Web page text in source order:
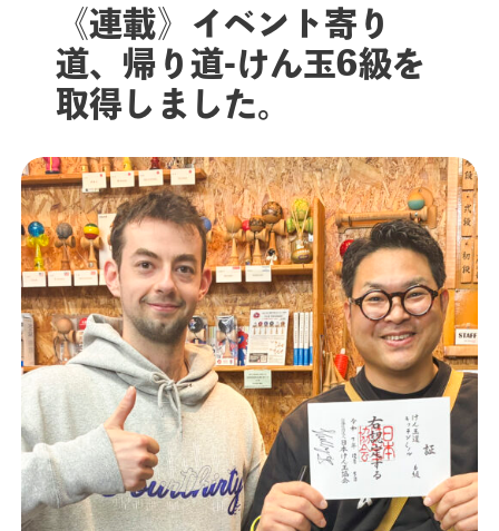
《連載》イベント寄り
道、帰り道-けん玉6級を
取得しました。